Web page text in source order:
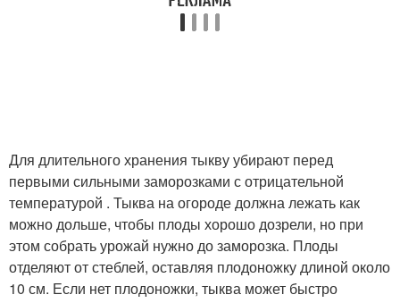
Для длительного хранения тыкву убирают перед
первыми сильными заморозками с отрицательной
температурой . Тыква на огороде должна лежать как
можно дольше, чтобы плоды хорошо дозрели, но при
этом собрать урожай нужно до заморозка. Плоды
отделяют от стеблей, оставляя плодоножку длиной около
10 см. Если нет плодоножки, тыква может быстро